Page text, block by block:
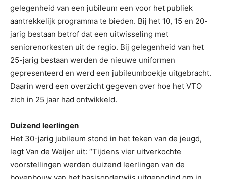
gelegenheid van een jubileum een voor het publiek
aantrekkelijk programma te bieden. Bij het 10, 15 en 20-
jarig bestaan betrof dat een uitwisseling met
seniorenorkesten uit de regio. Bij gelegenheid van het
25-jarig bestaan werden de nieuwe uniformen
gepresenteerd en werd een jubileumboekje uitgebracht.
Daarin werd een overzicht gegeven over hoe het VTO
zich in 25 jaar had ontwikkeld.
Duizend leerlingen
Het 30-jarig jubileum stond in het teken van de jeugd,
legt Van de Weijer uit: “Tijdens vier uitverkochte
voorstellingen werden duizend leerlingen van de